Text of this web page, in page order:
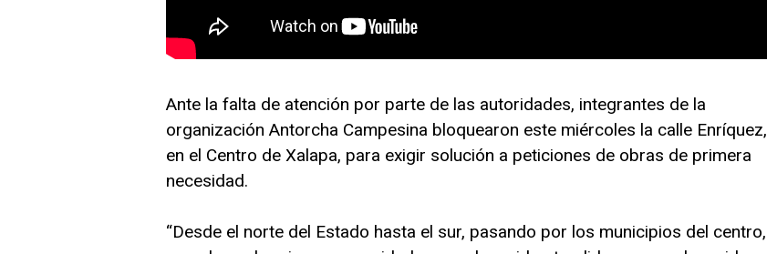
Ante la falta de atención por parte de las autoridades, integrantes de la
organización Antorcha Campesina bloquearon este miércoles la calle Enríquez,
en el Centro de Xalapa, para exigir solución a peticiones de obras de primera
necesidad.
“Desde el norte del Estado hasta el sur, pasando por los municipios del centro,